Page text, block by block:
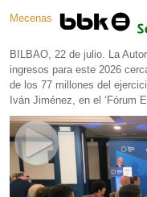
Mecenas
BILBAO, 22 de julio. La
ingresos para este 2026
de los 77 millones del
Iván Jiménez, en el ‘Fórum